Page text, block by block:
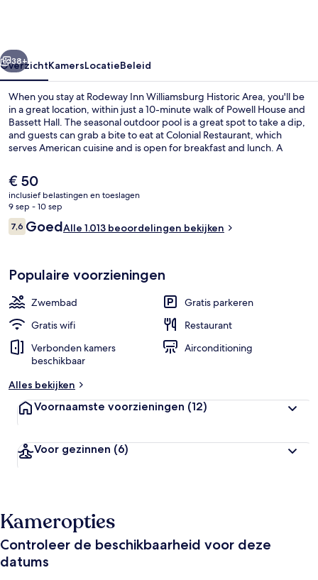
Volgende
38+
OverzichtKamersLocatieBeleid
When you stay at Rodeway Inn Williamsburg Historic Area, you'll be
in a great location, within just a 10-minute walk of Powell House and
Bassett Hall. The seasonal outdoor pool is a great spot to take a dip,
and guests can grab a bite to eat at Colonial Restaurant, which
serves American cuisine and is open for breakfast and lunch. A
include refrigerators and microwaves. Fellow travelers love the pool
and helpful staff.
De
huidige
prijs
is
€ 50
€ 50
inclusief belastingen en toeslagen
9 sep - 10 sep
Beoordelingen
7,67,6 op 10 –
GoedAlle 1.013 beoordelingen bekijken
Populaire voorzieningen
Zwembad
Gratis parkeren
Gratis wifi
Restaurant
Verbonden kamers
beschikbaar
Airconditioning
Alles bekijken
Voornaamste voorzieningen (12)
Voor gezinnen (6)
Kameropties
Controleer de beschikbaarheid voor deze
datums